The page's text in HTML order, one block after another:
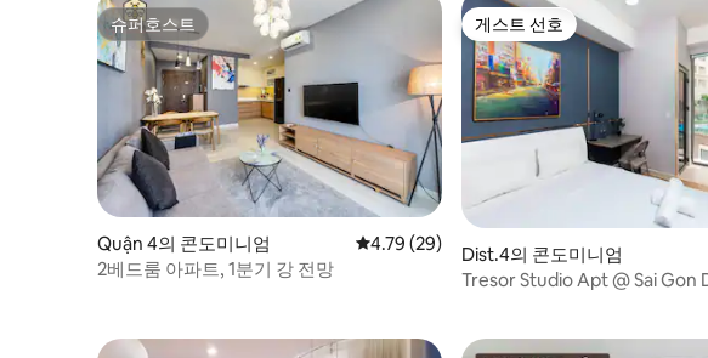
슈퍼호스트
슈퍼호스트
Quận 4의 콘도미니엄 평점 4.79점(5점 만점), 후기 29개
4.79 (29)
2베드룸 아파트, 1분기 강 전망
게스트 선호
게스트 선호
Dist.4의 콘도미니엄
Tresor Studio Apt @ Sai Gon